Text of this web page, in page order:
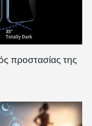
προστασίας της